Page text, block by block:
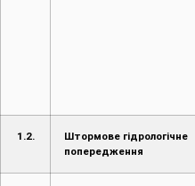
1.2.
Штормове гідрологічне
попередження